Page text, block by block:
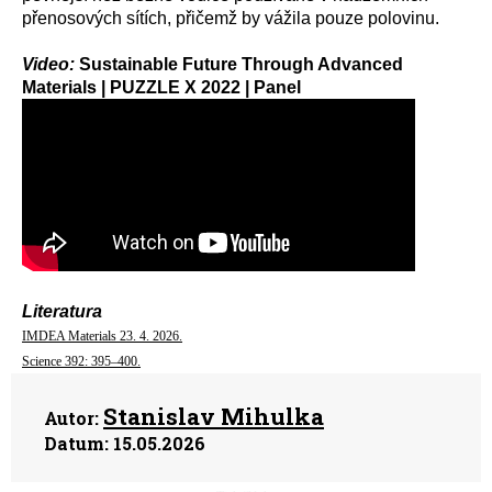
přenosových sítích, přičemž by vážila pouze polovinu.
Video: Sustainable Future Through Advanced
Materials | PUZZLE X 2022 | Panel
Literatura
IMDEA Materials 23. 4. 2026.
Science 392: 395–400.
Autor: Stanislav Mihulka
Datum: 15.05.2026